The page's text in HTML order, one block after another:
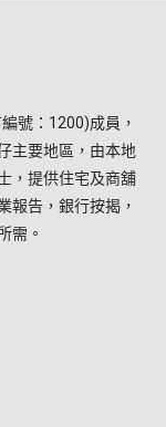
號：1200)成員，
主要地區，由本地
，提供住宅及商舖
報告，銀行按揭，
需。